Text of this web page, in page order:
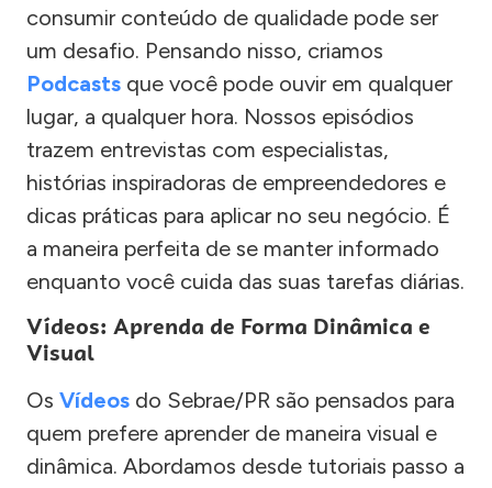
consumir conteúdo de qualidade pode ser
um desafio. Pensando nisso, criamos
Podcasts que você pode ouvir em qualquer
lugar, a qualquer hora. Nossos episódios
trazem entrevistas com especialistas,
histórias inspiradoras de empreendedores e
dicas práticas para aplicar no seu negócio. É
a maneira perfeita de se manter informado
enquanto você cuida das suas tarefas diárias.
Vídeos: Aprenda de Forma Dinâmica e
Visual
Os Vídeos do Sebrae/PR são pensados para
quem prefere aprender de maneira visual e
dinâmica. Abordamos desde tutoriais passo a